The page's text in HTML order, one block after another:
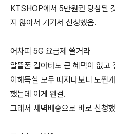
KTSHOP에서 5만원권 당첨된
지 않아서 거기서 신청했음.
어차피 5G 요금제 쓸거라
알뜰폰 갈아타도 큰 혜택이 없고
이해득실 모두 따지다보니 도찐
했는데 이게 왠걸.
그래서 새벽배송으로 바로 신청